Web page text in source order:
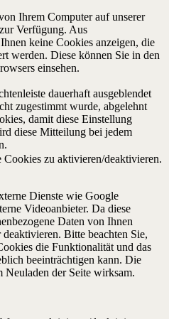
Ihrem Computer auf unserer
Verfügung. Aus
keine Cookies anzeigen, die
werden. Diese können Sie in den
einsehen.
dauerhaft ausgeblendet
zugestimmt wurde, abgelehnt
damit diese Einstellung
diese Mitteilung bei jedem
zu aktivieren/deaktivieren.
Dienste wie Google
Videoanbieter. Da diese
Daten von Ihnen
Bitte beachten Sie,
die Funktionalität und das
beeinträchtigen kann. Die
Neuladen der Seite wirksam.